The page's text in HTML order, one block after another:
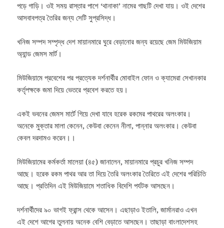
পড়ে গাড়ি। ওই সময় রাস্তার পাশে ‘থানাকা’ নামের গাছটি দেখা যায়। ওই দেশের
আসবাবপত্র তৈরির জন্য সেটি সুপ্রসিদ্ধ।
খনিজ সম্পদ সম্পৃদ্ধ দেশ মায়ানমারে ঘুরে বেড়ানোর জন্য রয়েছে জেম মিউজিয়াম
অ্যান্ড জেমস মার্ট।
মিউজিয়ামে প্রবেশের পর প্রত্যেক দর্শনার্থীর মোবাইল ফোন ও ক্যামেরা সেখানকার
কর্তৃপক্ষকে জমা দিয়ে ভেতরে প্রবেশ করতে হয়।
একই ভবনের জেমস মার্টে গিয়ে দেখা যাবে হরেক রকমের পাথরের অলংকার।
অনেকে মুক্তার মালা কেনেন, কেউবা কেনেন নীলা, পান্নার অলংকার। কেউবা
কেবল দরদামও করেন।।
মিউজিয়ামের কর্মকর্তা মালেয়া (৪৫) জানালেন, মায়ানমারে প্রচুর খনিজ সম্পদ
আছে। হরেক রকম পাথর আর তা দিয়ে তৈরি অলংকার তৈরিতে এই দেশের পরিচিতি
আছে। প্রতিদিন এই মিউজিয়ামে শতাধিক বিদেশি পর্যটক আসছেন।
দর্শনার্থীদের ৯০ ভাগই ফ্রান্স থেকে আসেন। এছাড়াও ইতালি, জার্মানরাও এখন
এই দেশে আগের তুলনায় অনেক বেশি বেড়াতে আসছেন। তাছাড়া বাংলাদেশসহ